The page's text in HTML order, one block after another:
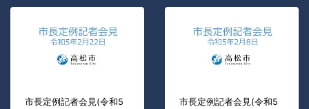
市長定例記者会見(令和5
市長定例記者会見(令和5